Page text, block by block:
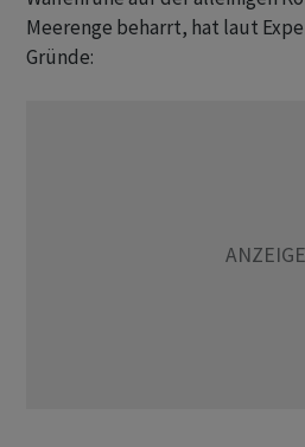
Meerenge beharrt, hat laut
Gründe: